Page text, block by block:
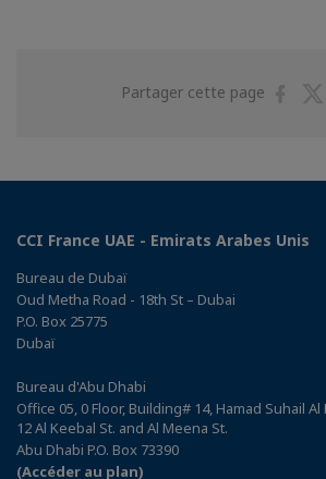
Partager cette page
CCI France UAE - Emirats Arabes Unis
Bureau de Dubaï
Oud Metha Road - 18th St – Dubai
P.O. Box 25775
Dubaï
Bureau d'Abu Dhabi
Office 05, 0 Floor, Building# 14, Hamad Suhail
12 Al Keebal St. and Al Meena St.
Abu Dhabi P.O. Box 73390
(Accéder au plan)